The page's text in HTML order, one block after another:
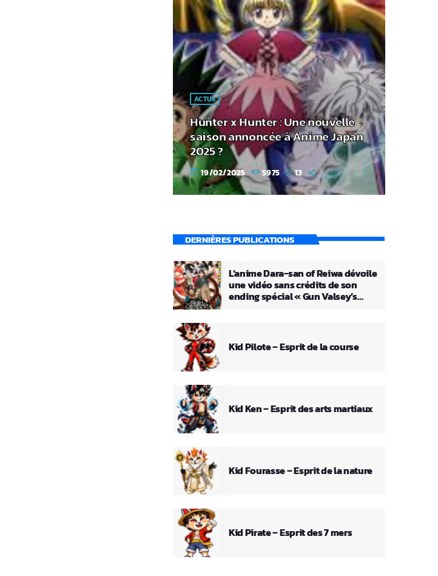
ACTUS
Hunter x Hunter : Une nouvelle
saison annoncée à Anime Japan
2025 ?
today 19/02/2025 5975 13
DERNIÈRES PUBLICATIONS
L’anime Dara-san of Reiwa dévoile
une vidéo sans crédits de son
ending spécial « Gun Valsey’s
Kid Pilote – Esprit de la course
Kid Ken – Esprit des arts martiaux
Kid Fourasse – Esprit de la nature
Kid Pirate – Esprit des 7 mers